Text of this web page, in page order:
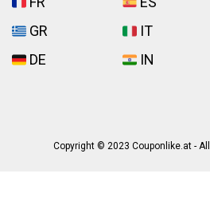
GR
DE
IT
IN
Copyright © 2023 Couponlike.at -